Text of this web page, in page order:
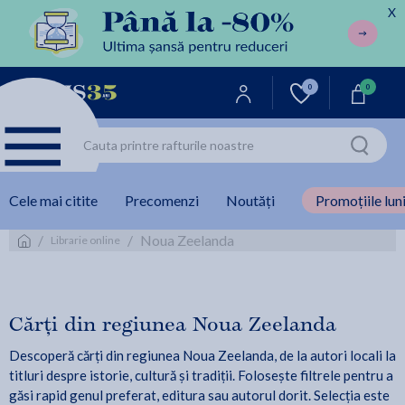
X
0 0
Cele mai citite Precomenzi Noutăți Promoțiile
/ Librarie online / Noua Zeelanda
Cărți din regiunea Noua Zeelanda
Descoperă cărți din regiunea Noua Zeelanda, de la autori locali la
titluri despre istorie, cultură și tradiții. Folosește filtrele pentru a
găsi rapid genul preferat, editura sau autorul dorit. Selecția este